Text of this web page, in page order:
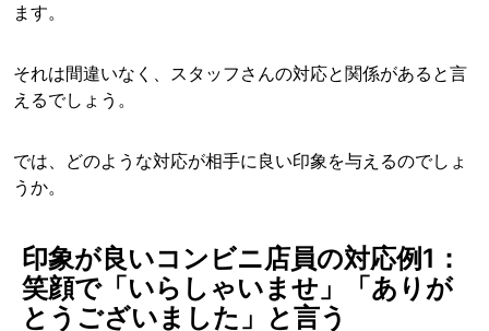
ます。
それは間違いなく、スタッフさんの対応と関係があると言
えるでしょう。
では、どのような対応が相手に良い印象を与えるのでしょ
うか。
印象が良いコンビニ店員の対応例1：
笑顔で「いらしゃいませ」「ありが
とうございました」と言う